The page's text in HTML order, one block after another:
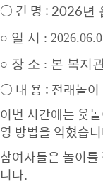
○ 건 명 : 2026년
○ 일 시 :
○ 장 소 : 본 복지
○ 내 용 : 전래놀이
이번 시간에는 윷
영 방법을 익혔습
참여자들은 놀이
니다.